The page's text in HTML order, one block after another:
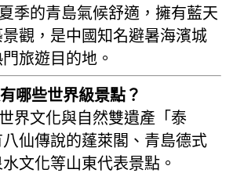
季的青島氣候舒適，擁有藍天
觀，是中國知名避暑海濱城
旅遊目的地。
哪些世界級景點？
界文化與自然雙遺產「泰
仙傳說的蓬萊閣、青島德式
文化等山東代表景點。